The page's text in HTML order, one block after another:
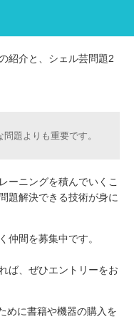
紹介と、シェル芸問題2
題よりも重要です。
ーニングを積んでいくこ
題解決できる技術が身に
仲間を募集中です。
ば、ぜひエントリーをお
めに書籍や機器の購入を